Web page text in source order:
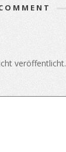
veröffentlicht.